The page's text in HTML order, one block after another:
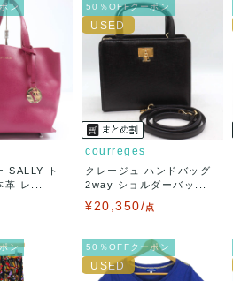
合もございます。
致しますので、ご連絡お願い致します。
い
ン
SALLY ト
革 レ...
50％OFFクーポン
courreges
クレージュ ハンドバッグ
2way ショルダーバッ...
¥20,350/点
ン 50％OFFクーポン